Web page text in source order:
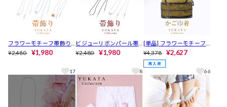
フラワーモチーフ帯飾り
【2026年新作/YUKATA by
¥2,480 ¥1,980
17
ビジューリボンパール帯
飾り【2026年新作/YUKAT
¥2,480 ¥1,980
8
[単品] フラワーモチーフ
巾着かごバッグ【YUKATA
by dazzy 2025】
¥4,378 ¥2,627
66